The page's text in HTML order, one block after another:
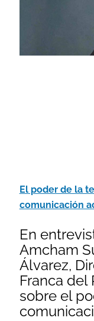
El poder de la
comunicación
En
Amcham
Álvarez,
Franca del
sobre el